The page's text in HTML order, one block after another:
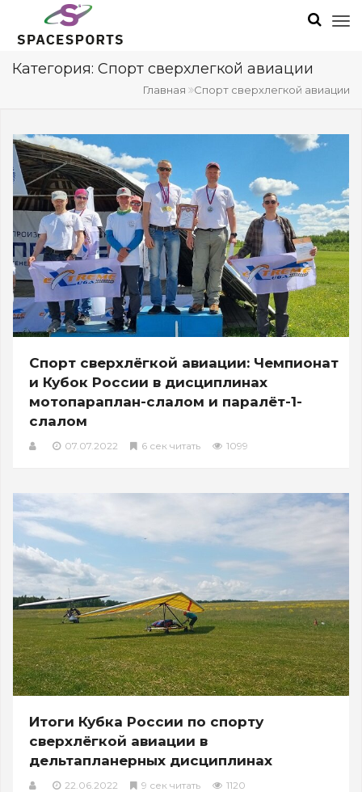
Категория: Спорт сверхлегкой авиации
Главная Спорт сверхлегкой авиации
Спорт сверхлёгкой авиации: Чемпионат
и Кубок России в дисциплинах
мотопараплан-слалом и паралёт-1-
слалом
07.07.2022 6 сек читать 1099
Итоги Кубка России по спорту
сверхлёгкой авиации в
дельтапланерных дисциплинах
22.06.2022 9 сек читать 1120